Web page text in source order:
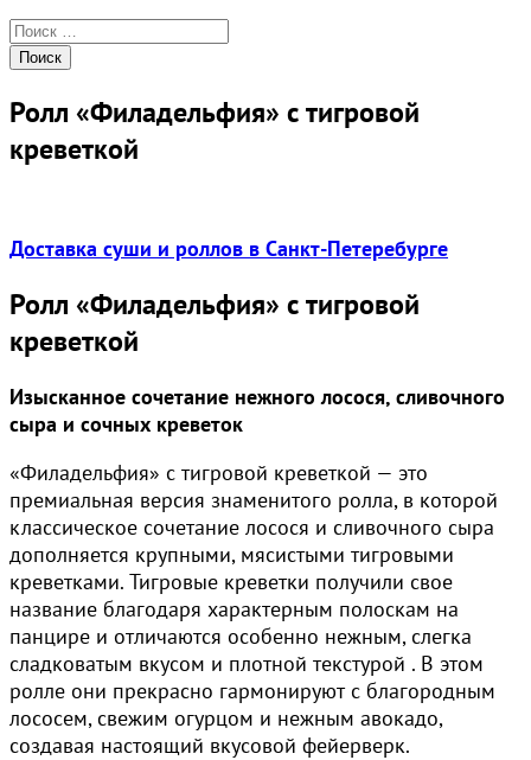
Ролл «Филадельфия» с тигровой
креветкой
Доставка суши и роллов в Санкт-Петеребурге
Ролл «Филадельфия» с тигровой
креветкой
Изысканное сочетание нежного лосося, сливочного
сыра и сочных креветок
«Филадельфия» с тигровой креветкой — это
премиальная версия знаменитого ролла, в которой
классическое сочетание лосося и сливочного сыра
дополняется крупными, мясистыми тигровыми
креветками. Тигровые креветки получили свое
название благодаря характерным полоскам на
панцире и отличаются особенно нежным, слегка
сладковатым вкусом и плотной текстурой . В этом
ролле они прекрасно гармонируют с благородным
лососем, свежим огурцом и нежным авокадо,
создавая настоящий вкусовой фейерверк.